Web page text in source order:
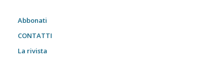
Abbonati
CONTATTI
La rivista